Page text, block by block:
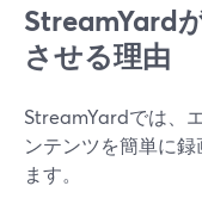
StreamYard
させる理由
StreamYardでは、
ンテンツを簡単に
ます。